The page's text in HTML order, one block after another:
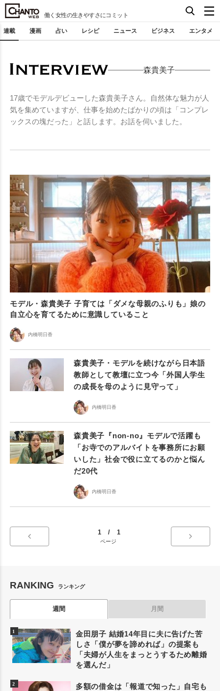
働く女性の生きやすさにコミット
連載 漫画 占い レシピ ニュース ビジネス エンタメ
森貴美子
17歳でモデルデビューした森貴美子さん。自然体な魅力が人
気を集めていますが、仕事を始めたばかりの頃は「コンプレ
ックスの塊だった」と話します。お話を伺いました。
モデル・森貴美子 子育ては「ダメな母親のふりも」娘の
自立心を育てるために意識していること
内橋明日香
森貴美子・モデルを続けながら日本語
教師として教壇に立つ今「外国人学生
の成長を母のように見守って」
内橋明日香
森貴美子『non-no』モデルで活躍も
「お寺でのアルバイトを事務所にお願
いした」社会で役に立てるのかと悩ん
だ20代
内橋明日香
1 / 1
ページ
RANKING ランキング
週間 月間
金田朋子 結婚14年目に夫に告げた苦
しさ「僕が夢を諦めれば」の提案も
「夫婦が人生をまっとうするため離婚
を選んだ」
多額の借金は「報道で知った」自宅も